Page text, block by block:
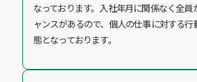
なっております。入社年月に関係なく全
ャンスがあるので、個人の仕事に対する
態となっております。